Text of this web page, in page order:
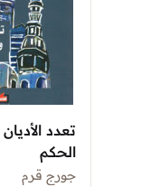
تعدد
الحكم
جورج قرم